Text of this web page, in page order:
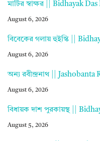
মাটির স্বাক্ষর || Bidhayak
August 6, 2026
বিবেকের গলায় হুইস্কি ||
August 6, 2026
অন্য রবীন্দ্রনাথ || Jashobanta
August 6, 2026
বিধায়ক দাশ পুরকায়স্থ ||
August 5, 2026